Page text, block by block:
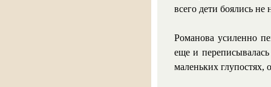
всего дети боялись не
Романова усиленно
еще и
маленьких глупостях,